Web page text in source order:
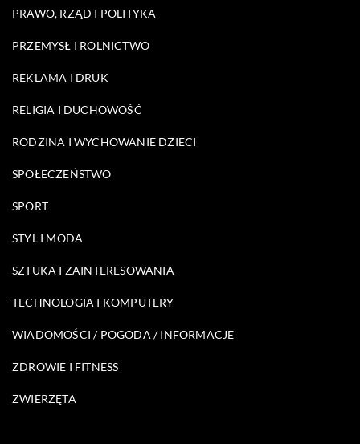
PRAWO, RZĄD I POLITYKA
PRZEMYSŁ I ROLNICTWO
REKLAMA I DRUK
RELIGIA I DUCHOWOŚĆ
RODZINA I WYCHOWANIE DZIECI
SPOŁECZEŃSTWO
SPORT
STYL I MODA
SZTUKA I ZAINTERESOWANIA
TECHNOLOGIA I KOMPUTERY
WIADOMOŚCI / POGODA / INFORMACJE
ZDROWIE I FITNESS
ZWIERZĘTA